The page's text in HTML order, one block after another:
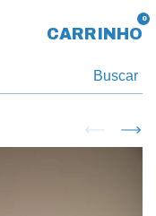
CARRINHO
0
Buscar